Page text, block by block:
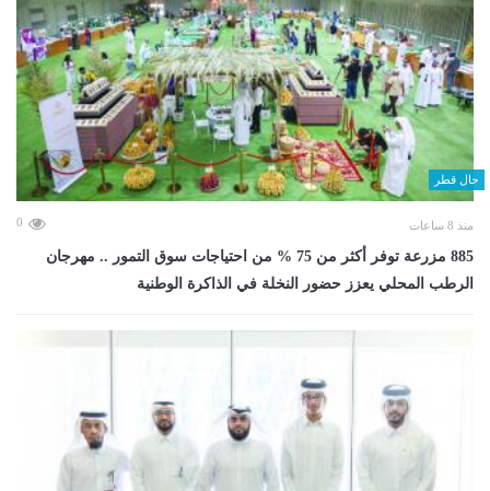
حال قطر
منذ 8 ساعات 0
885 مزرعة توفر أكثر من 75 % من احتياجات سوق التمور .. مهرجان
الرطب المحلي يعزز حضور النخلة في الذاكرة الوطنية